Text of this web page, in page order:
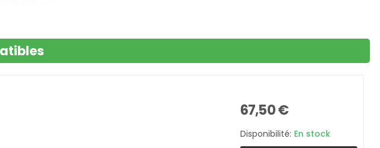
67,50 €
Disponibilité: En stock